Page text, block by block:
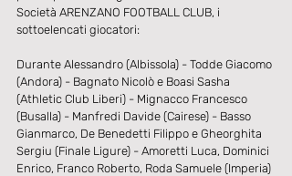
Società ARENZANO FOOTBALL CLUB, i
sottoelencati giocatori:
Durante Alessandro (Albissola) - Todde Giacomo
(Andora) - Bagnato Nicolò e Boasi Sasha
(Athletic Club Liberi) - Mignacco Francesco
(Busalla) - Manfredi Davide (Cairese) - Basso
Gianmarco, De Benedetti Filippo e Gheorghita
Sergiu (Finale Ligure) - Amoretti Luca, Dominici
Enrico, Franco Roberto, Roda Samuele (Imperia)